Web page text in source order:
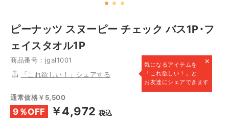
ピーナッツ スヌーピー チェック バス1P･フ
ェイスタオル1P
商品番号：jgal1001 ×
気になるアイテムを
「これ欲しい！」と
お友達にシェアできます
「これ欲しい！」シェアする
通常価格￥5,500
9％OFF ￥4,972 税込